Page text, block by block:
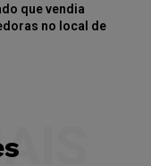
que vendia
no local de